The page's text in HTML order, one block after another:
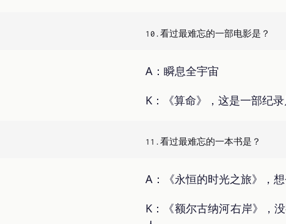
A：瞬息全宇宙
K：《算命》，这是一部纪
A：《永恒的时光之旅》，
K：《额尔古纳河右岸》，